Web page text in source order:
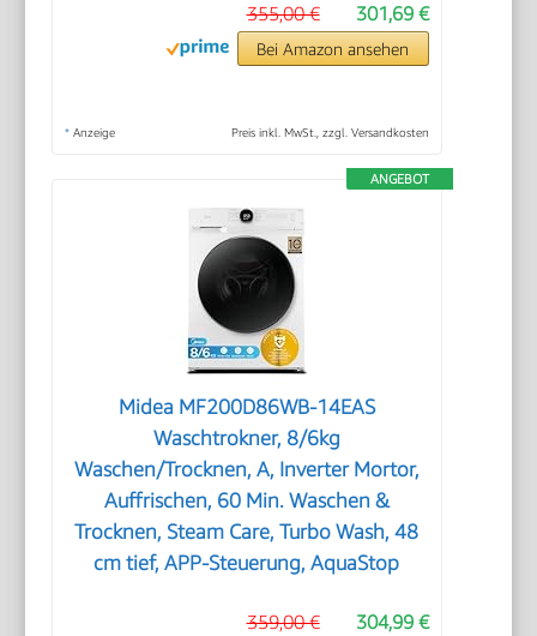
301,69 €
355,00 €
Bei Amazon ansehen
* Anzeige Preis inkl. MwSt., zzgl. Versandkosten
ANGEBOT
Midea MF200D86WB-14EAS
Waschtrokner, 8/6kg
Waschen/Trocknen, A, Inverter Mortor,
Auffrischen, 60 Min. Waschen &
Trocknen, Steam Care, Turbo Wash, 48
cm tief, APP-Steuerung, AquaStop
304,99 €
359,00 €